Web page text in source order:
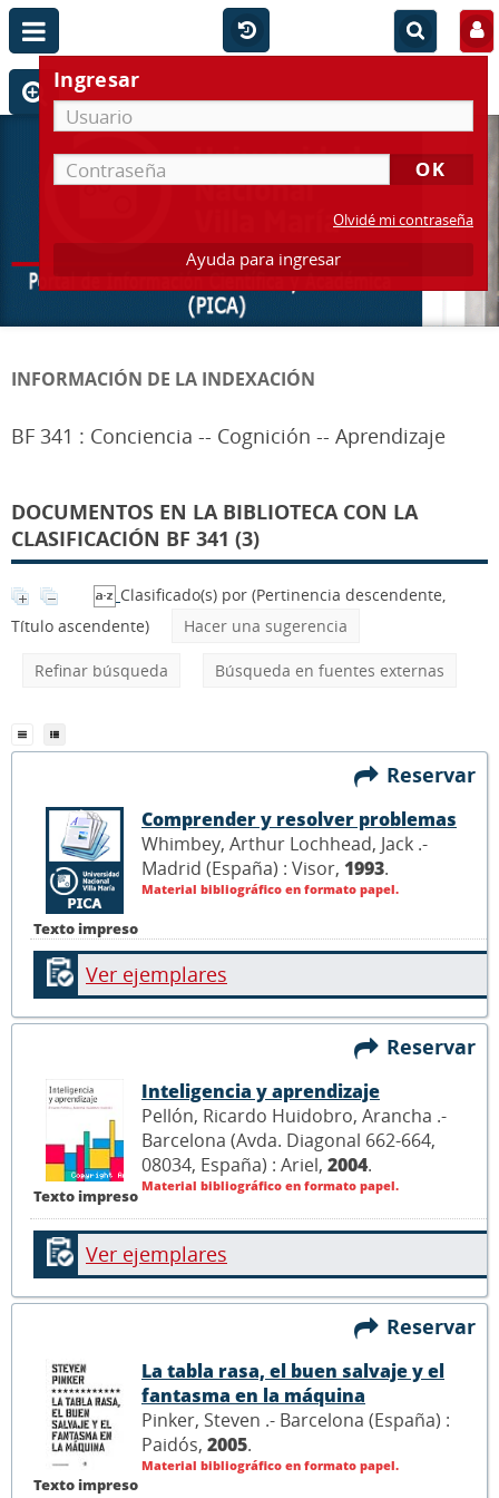
Ingresar
Olvidé mi contraseña
Ayuda para ingresar
INFORMACIÓN DE LA INDEXACIÓN
BF 341 : Conciencia -- Cognición -- Aprendizaje
DOCUMENTOS EN LA BIBLIOTECA CON LA
CLASIFICACIÓN BF 341 (3)
Clasificado(s) por (Pertinencia descendente,
Título ascendente)
Hacer una sugerencia
Refinar búsqueda Búsqueda en fuentes externas
Reservar
Texto impreso
Comprender y resolver problemas
Whimbey, Arthur Lochhead, Jack .-
Madrid (España) : Visor, 1993.
Material bibliográfico en formato papel.
Ver ejemplares
Reservar
Texto impreso
Inteligencia y aprendizaje
Pellón, Ricardo Huidobro, Arancha .-
Barcelona (Avda. Diagonal 662-664,
08034, España) : Ariel, 2004.
Material bibliográfico en formato papel.
Ver ejemplares
Reservar
Texto impreso
La tabla rasa, el buen salvaje y el
fantasma en la máquina
Pinker, Steven .- Barcelona (España) :
Paidós, 2005.
Material bibliográfico en formato papel.